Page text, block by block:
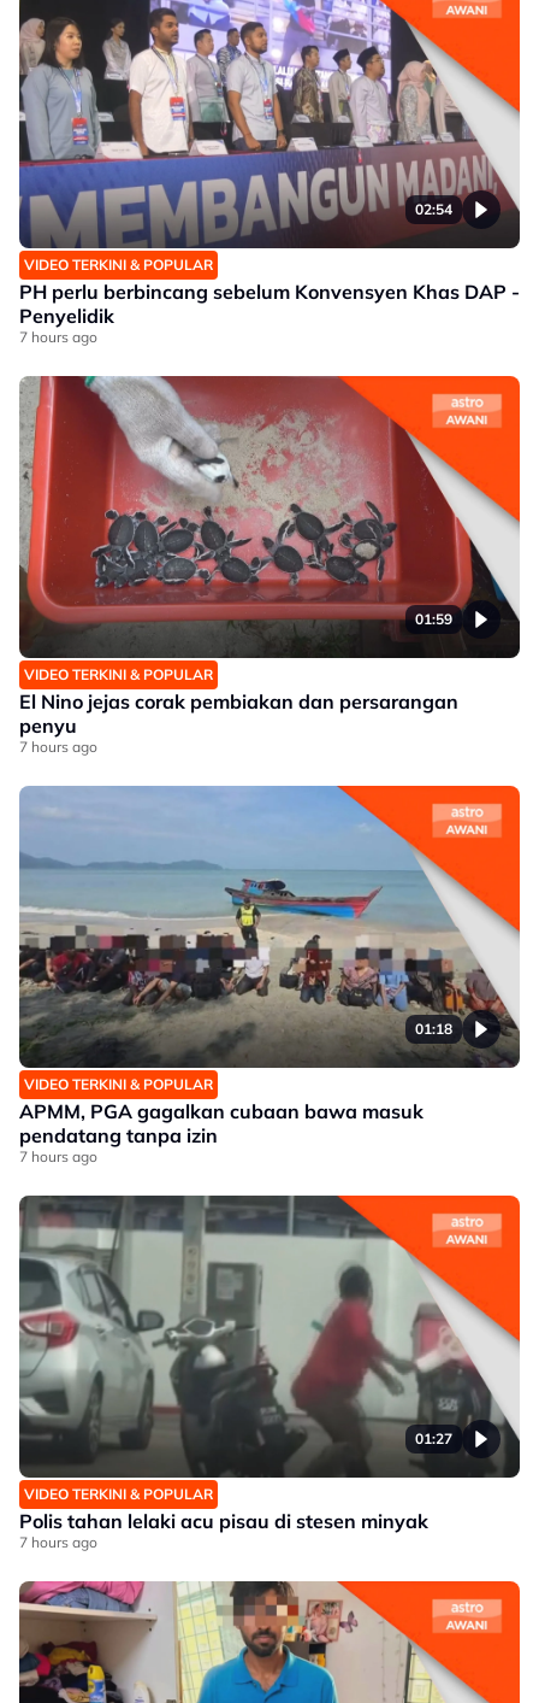
02:54
VIDEO TERKINI & POPULAR
PH perlu berbincang sebelum Konvensyen Khas DAP -
Penyelidik
7 hours ago
01:59
VIDEO TERKINI & POPULAR
El Nino jejas corak pembiakan dan persarangan
penyu
7 hours ago
01:18
VIDEO TERKINI & POPULAR
APMM, PGA gagalkan cubaan bawa masuk
pendatang tanpa izin
7 hours ago
01:27
VIDEO TERKINI & POPULAR
Polis tahan lelaki acu pisau di stesen minyak
7 hours ago